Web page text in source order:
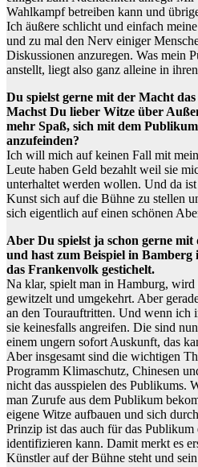
Wahlkampf betreiben kann und
Ich äußere schlicht und einfach
und zu mal den Nerv einiger
Diskussionen anzuregen. Was mein
anstellt, liegt also ganz alleine in
Du spielst gerne mit der Macht
Machst Du lieber Witze über
mehr Spaß, sich mit dem
anzufeinden?
Ich will mich auf keinen Fall mit
Leute haben Geld bezahlt weil sie
unterhaltet werden wollen. Und da
Kunst sich auf die Bühne zu stellen
sich eigentlich auf einen schönen
Aber Du spielst ja schon gerne
und hast zum Beispiel in
das Frankenvolk gestichelt.
Na klar, spielt man in Hamburg,
gewitzelt und umgekehrt. Aber
an den Tourauftritten. Und wenn ich
sie keinesfalls angreifen. Die sind
einem ungern sofort Auskunft, das
Aber insgesamt sind die wichtigen
Programm Klimaschutz, Chinesen
nicht das ausspielen des Publikums.
man Zurufe aus dem Publikum
eigene Witze aufbauen und sich
Prinzip ist das auch für das
identifizieren kann. Damit merkt es
Künstler auf der Bühne steht und